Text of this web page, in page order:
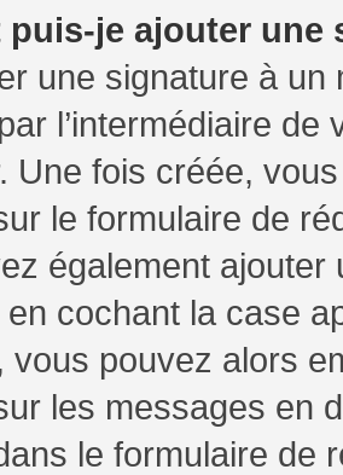
puis-je ajouter une
une signature à un
l’intermédiaire
Une fois créée,
le formulaire de
également
cochant la case
vous pouvez alors
les messages en
le formulaire de